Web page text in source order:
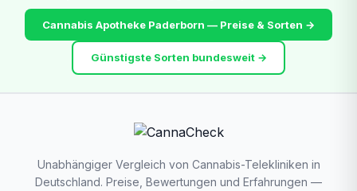
Cannabis Apotheke Paderborn — Preise & Sorten →
Günstigste Sorten bundesweit →
Unabhängiger Vergleich von Cannabis-Telekliniken in
Deutschland. Preise, Bewertungen und Erfahrungen —